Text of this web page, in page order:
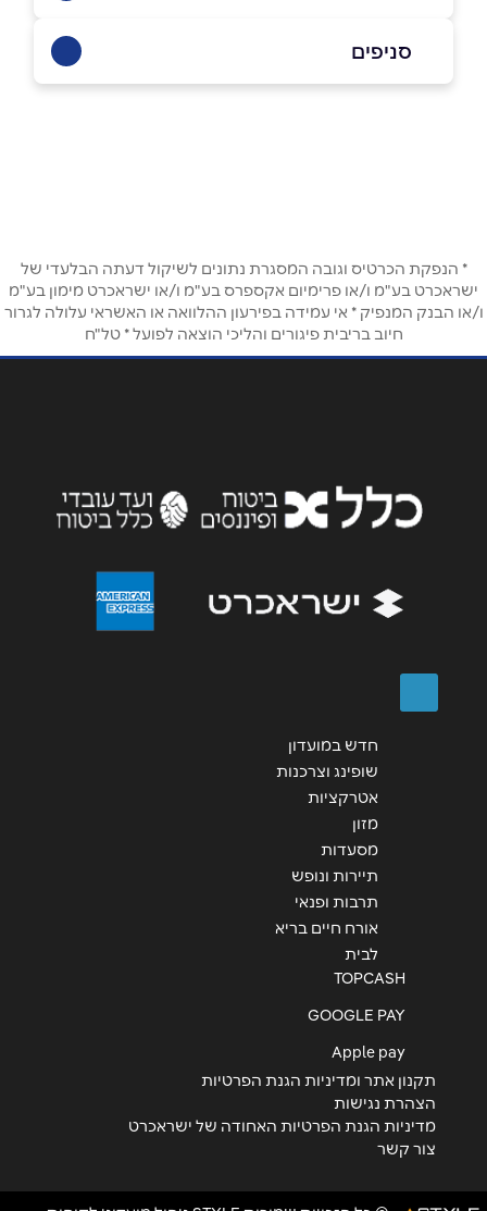
באתר בפייסבוק באינסטגרם
טלפון*
אימייל *
הודעה*
סניפים
* הנפקת הכרטיס וגובה המסגרת נתונים לשיקול דעתה הבלעדי של
ישראכרט בע"מ ו/או פרימיום אקספרס בע"מ ו/או ישראכרט מימון בע"מ
ו/או הבנק המנפיק * אי עמידה בפירעון ההלוואה או האשראי עלולה לגרור
חיוב בריבית פיגורים והליכי הוצאה לפועל * טל"ח
חדש במועדון
שופינג וצרכנות
אטרקציות
מזון
מסעדות
תיירות ונופש
תרבות ופנאי
אורח חיים בריא
לבית
TOPCASH
GOOGLE PAY
Apple pay
תקנון אתר ומדיניות הגנת הפרטיות
הצהרת נגישות
מדיניות הגנת הפרטיות האחודה של ישראכרט
צור קשר